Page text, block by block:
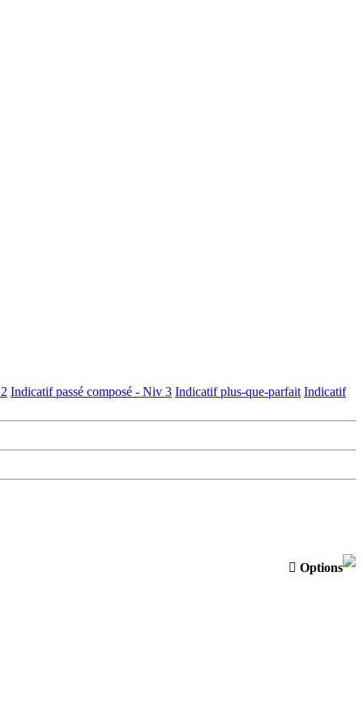
Indicatif passé composé - Niv 3 Indicatif plus-que-parfait Indicatif
 Options